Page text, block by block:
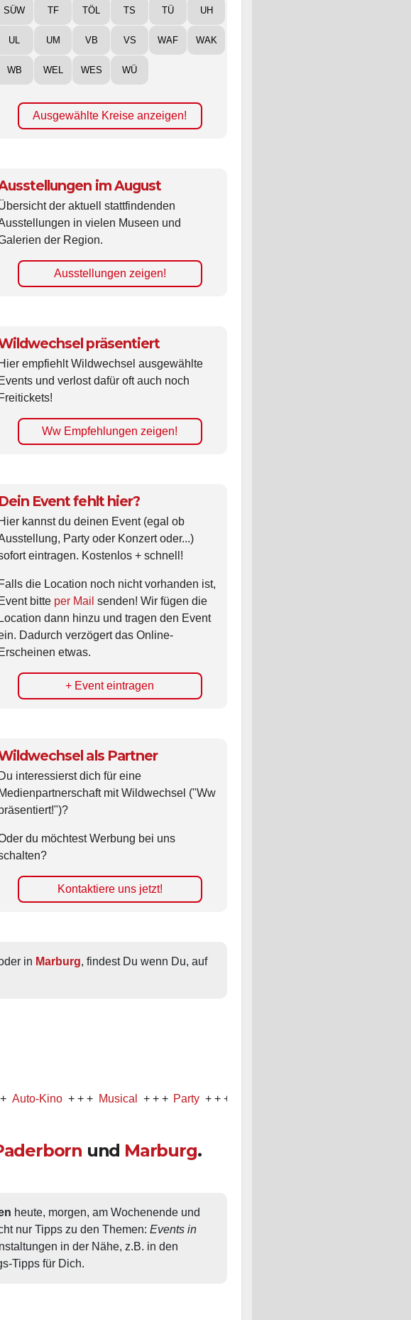
SÜW TF TÖL TS TÜ UH
UL UM VB VS WAF WAK
WB WEL WES WÜ
Ausgewählte Kreise anzeigen!
Ausstellungen im August
der aktuell stattfindenden
Ausstellungen in vielen Museen und
der Region.
Ausstellungen zeigen!
präsentiert
empfiehlt Wildwechsel ausgewählte
und verlost dafür oft auch noch
Ww Empfehlungen zeigen!
Dein Event fehlt hier?
kannst du deinen Event (egal ob
Ausstellung, Party oder Konzert oder...)
eintragen. Kostenlos + schnell!
die Location noch nicht vorhanden ist,
bitte per Mail senden! Wir fügen die
dann hinzu und tragen den Event
Dadurch verzögert das Online-
etwas.
+ Event eintragen
als Partner
interessierst dich für eine
mit Wildwechsel ("Ww
du möchtest Werbung bei uns
Kontaktiere uns jetzt!
in Marburg , findest Du wenn Du, auf
+ + + Musical + + + Party + + + Konzert
und Marburg
heute, morgen, am Wochenende und
nur Tipps zu den Themen: Events in
in der Nähe, z.B. in den
Tipps für Dich.